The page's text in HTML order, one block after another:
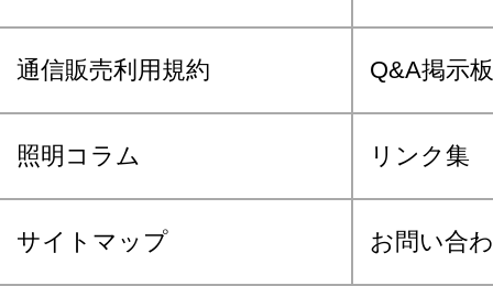
通信販売利用規約 Q&A掲示板
照明コラム リンク集
サイトマップ お問い合